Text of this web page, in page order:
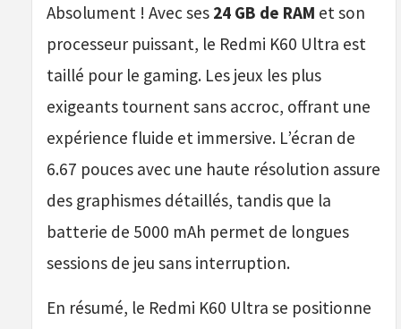
Absolument ! Avec ses 24 GB de RAM et son
processeur puissant, le Redmi K60 Ultra est
taillé pour le gaming. Les jeux les plus
exigeants tournent sans accroc, offrant une
expérience fluide et immersive. L’écran de
6.67 pouces avec une haute résolution assure
des graphismes détaillés, tandis que la
batterie de 5000 mAh permet de longues
sessions de jeu sans interruption.
En résumé, le Redmi K60 Ultra se positionne